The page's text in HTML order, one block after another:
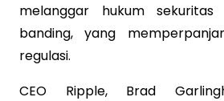
melanggar hukum sekuritas
banding, yang
regulasi.
CEO Ripple, Brad